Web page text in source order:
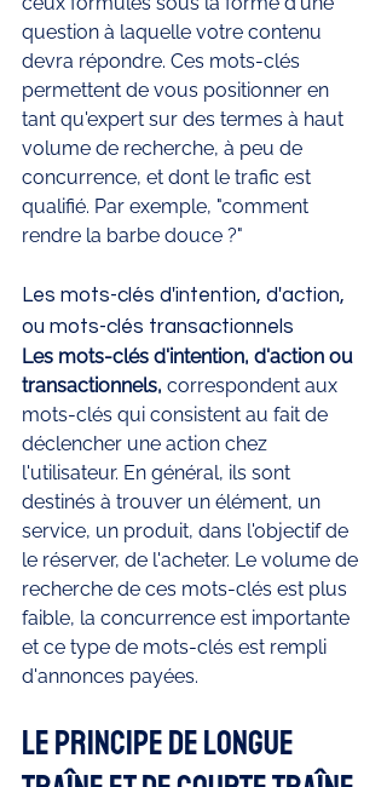
question à laquelle votre contenu
devra répondre. Ces mots-clés
permettent de vous positionner en
tant qu'expert sur des termes à haut
volume de recherche, à peu de
concurrence, et dont le trafic est
qualifié. Par exemple, "comment
rendre la barbe douce ?"
Les mots-clés d'intention, d'action,
ou mots-clés transactionnels
Les mots-clés d'intention, d'action ou
transactionnels, correspondent aux
mots-clés qui consistent au fait de
déclencher une action chez
l'utilisateur. En général, ils sont
destinés à trouver un élément, un
service, un produit, dans l'objectif de
le réserver, de l'acheter. Le volume de
recherche de ces mots-clés est plus
faible, la concurrence est importante
et ce type de mots-clés est rempli
d'annonces payées.
Le principe de longue